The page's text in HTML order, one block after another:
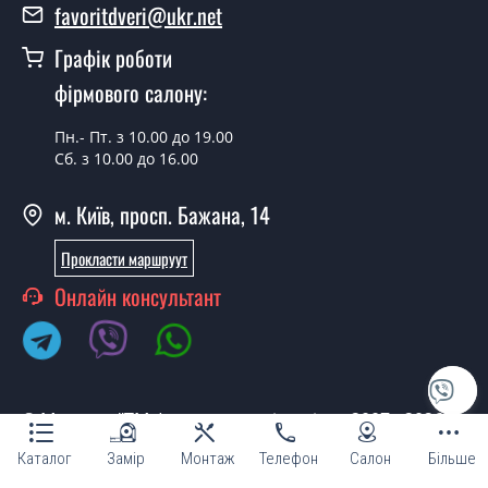
Каталог Замір Монтаж Телефон Салон Більше
дверей.
Яка вартість найдешевших вхідних
дверей?
Потрібні двері вхідні економ класу,
що порадите?
Кожна наша порада індивідуальна, у тому числі і з
приводу вхідних дверей економ класу. Спробуйте
звернутися до наших менеджерів будь-яким зручним
для Вас способом - ми підберемо недорогий варіант.
порадьте чи підкажіть?
Всі двері вхідні відрізняються за своїм призначенням
favoritdveri@ukr.net
Графік роботи
фірмового салону:
Пн.- Пт. з 10.00 до 19.00
Сб. з 10.00 до 16.00
м. Київ, просп. Бажана, 14
Прокласти маршруут
Онлайн консультант
© Магазин "ТМ Фаворит двері та вікна 2007 - 2026"